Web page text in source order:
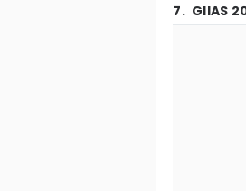
7. GIIAS